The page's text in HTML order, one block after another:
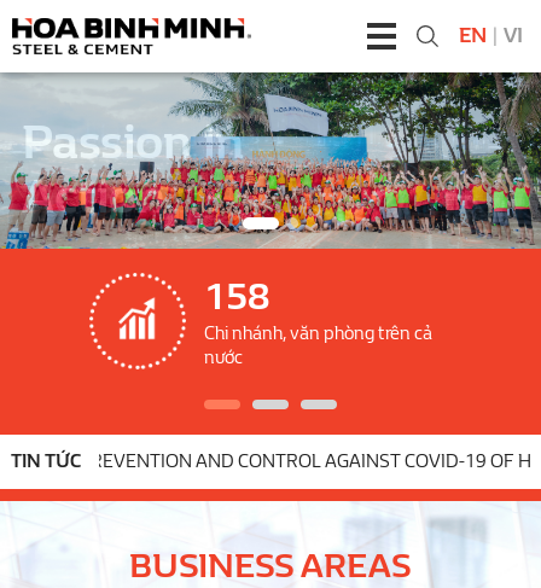
EN | VI
Passion in
Action
158
Chi nhánh, văn phòng trên cả
nước
TIN TỨC
PREVENTION AND CONTROL AGAINST COVID-19 OF HOA
BUSINESS AREAS